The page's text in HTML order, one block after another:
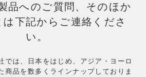
品へのご質問、そのほか
下記からご連絡くださ
い。
では、日本をはじめ、アジア・ヨーロ
商品を数多くラインナップしておりま